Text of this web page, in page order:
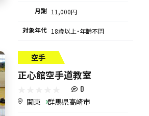
月謝 11,000円
対象年代 18歳以上・年齢不問
空手
正心館空手道教室
0
関東 群馬県高崎市